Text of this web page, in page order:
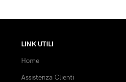
LINK UTILI
Home
Assistenza Clienti